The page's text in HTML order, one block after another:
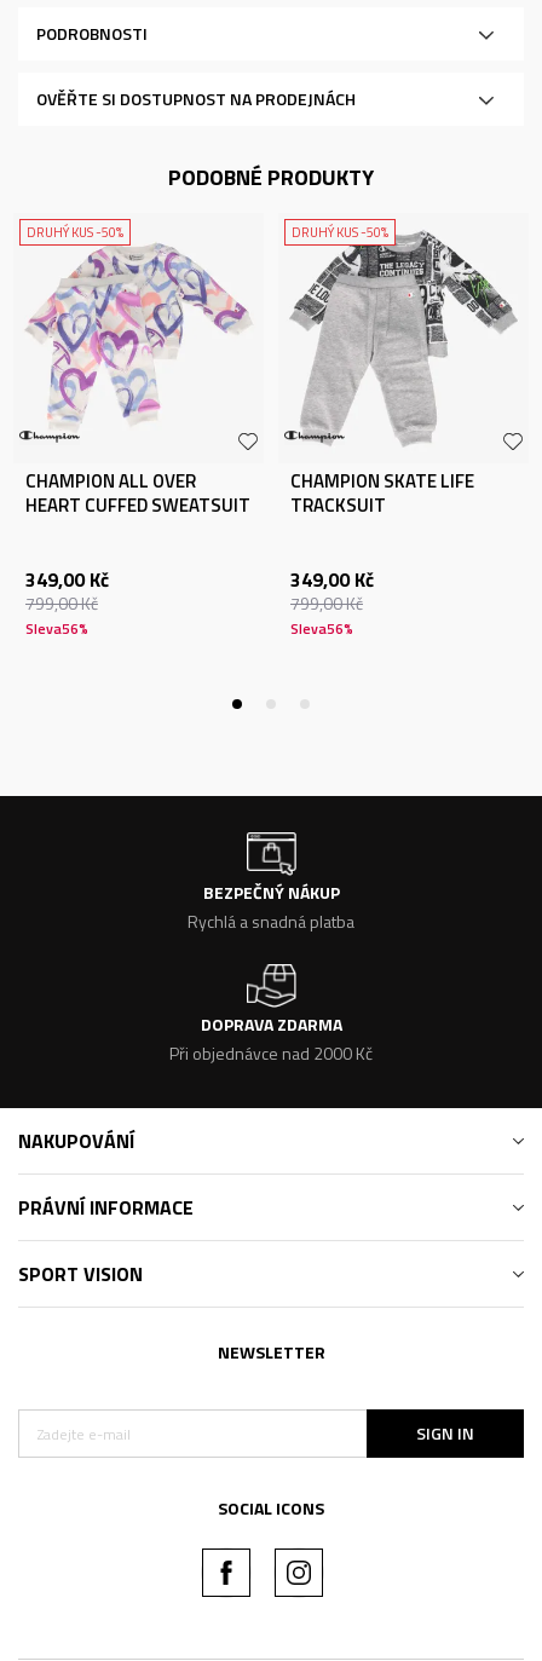
PODROBNOSTI
OVĚŘTE SI DOSTUPNOST NA PRODEJNÁCH
PODOBNÉ PRODUKTY
DRUHÝ KUS -50%
CHAMPION ALL OVER
HEART CUFFED SWEATSUIT
349,00 Kč
799,00Kč
Sleva56%
DRUHÝ KUS -50%
CHAMPION SKATE LIFE
TRACKSUIT
349,00 Kč
799,00Kč
Sleva56%
BEZPEČNÝ NÁKUP
Rychlá a snadná platba
DOPRAVA ZDARMA
Při objednávce nad 2000 Kč
NAKUPOVÁNÍ
PRÁVNÍ INFORMACE
SPORT VISION
NEWSLETTER
SIGN IN
SOCIAL ICONS